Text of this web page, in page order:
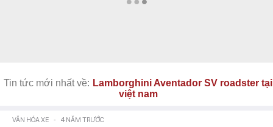
Tin tức mới nhất về: Lamborghini Aventador SV roadster tại
việt nam
VĂN HÓA XE - 4 NĂM TRƯỚC